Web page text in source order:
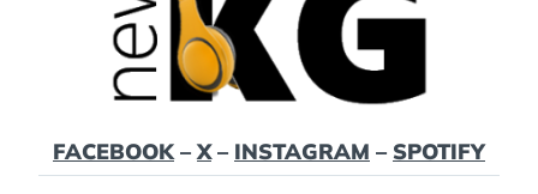
FACEBOOK–X– INSTAGRAM – SPOTIFY